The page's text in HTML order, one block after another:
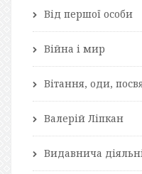
Від першої особи
Війна і мир
Вітання, оди,
Валерій Ліпкан
Видавнича